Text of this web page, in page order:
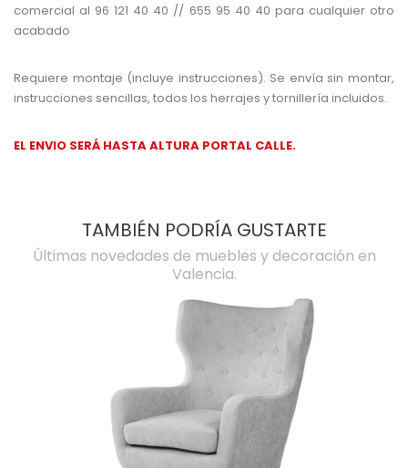
comercial al 96 121 40 40 // 655 95 40 40 para cualquier otro
acabado
Requiere montaje (incluye instrucciones). Se envía sin montar,
instrucciones sencillas, todos los herrajes y tornillería incluidos.
EL ENVIO SERÁ HASTA ALTURA PORTAL CALLE.
TAMBIÉN PODRÍA GUSTARTE
Últimas novedades de muebles y decoración en
Valencia.